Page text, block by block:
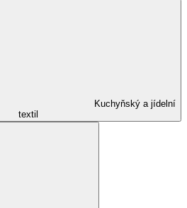
Kuchyňský a jídelní
textil